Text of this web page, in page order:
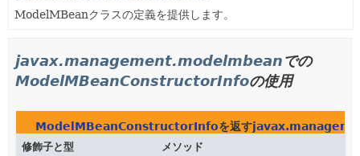
索引
ModelMBeanクラスの定義を提供します。
javax.management.modelmbeanでの
ModelMBeanConstructorInfoの使用
ModelMBeanConstructorInfoを返す
修飾子と型
メソッド